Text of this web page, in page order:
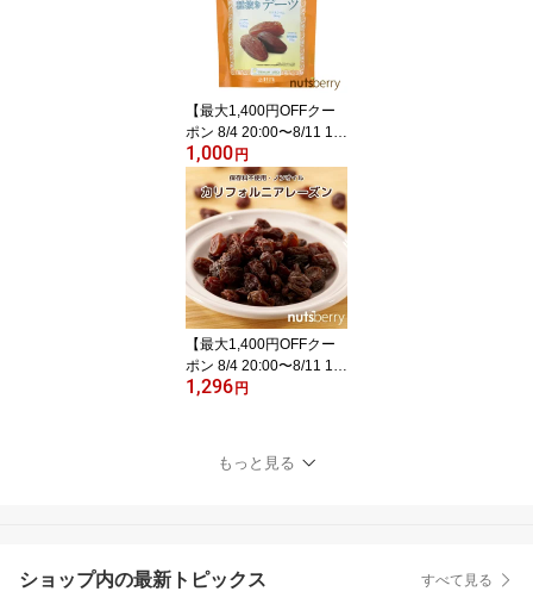
した。容量も1袋当たり1
6gへ変更となっておりま
す ミックスナッツ 食べ
きりサイズ 小分けパック
ナッツ
【最大1,400円OFFクー
ポン 8/4 20:00〜8/11 1:5
9】 【公式】【ゆうパケ
ット 送料無料】保存料不
使用・砂糖不使用ドライ
デーツ (180g/チュニジア
産/種抜き/チャック付き)
砂糖不使用 なつめやし
ナツメヤシ
1,000 円
【最大1,400円OFFクー
ポン 8/4 20:00〜8/11 1:5
9】 【公式】カリフォル
不使用 レーズン 1kg 保
存料無添加 保存料不使用
1,296 円
もっと見る
ショップ内の最新トピックス すべて見る